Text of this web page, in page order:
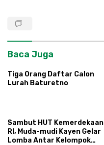
Baca Juga
Tiga Orang Daftar Calon
Lurah Baturetno
Sambut HUT Kemerdekaan
RI, Muda-mudi Kayen Gelar
Lomba Antar Kelompok